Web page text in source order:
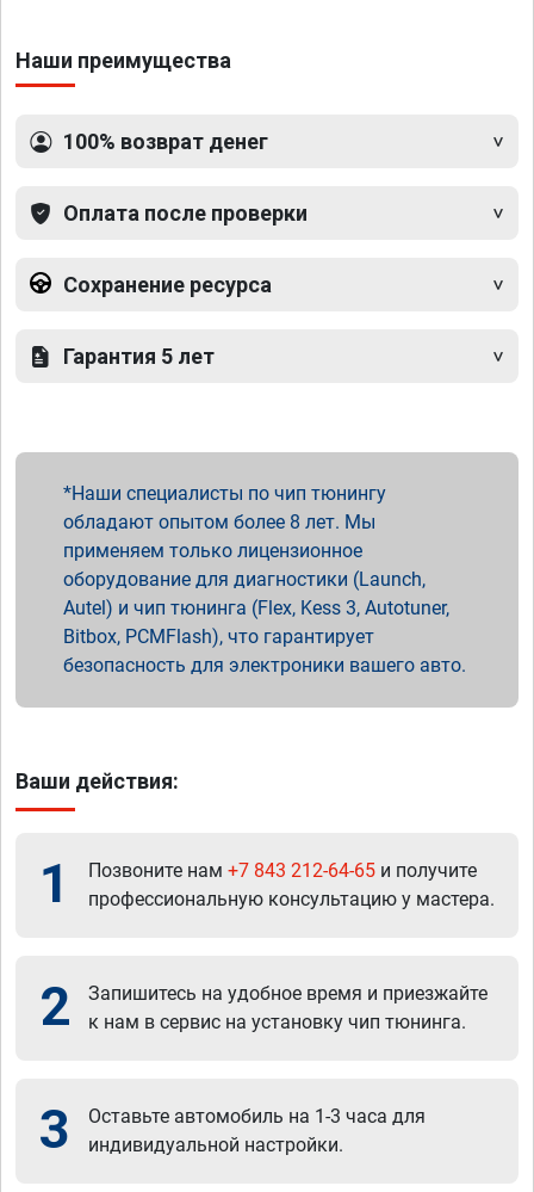
Наши преимущества
100% возврат денег
Оплата после проверки
Сохранение ресурса
Гарантия 5 лет
Наши специалисты по чип тюнингу
обладают опытом более 8 лет. Мы
применяем только лицензионное
оборудование для диагностики (Launch,
Autel) и чип тюнинга (Flex, Kess 3, Autotuner,
Bitbox, PCMFlash), что гарантирует
безопасность для электроники вашего авто.
Ваши действия:
1 Позвоните нам +7 843 212-64-65 и получите
профессиональную консультацию у мастера.
2
Запишитесь на удобное время и приезжайте
к нам в сервис на установку чип тюнинга.
3
Оставьте автомобиль на 1-3 часа для
индивидуальной настройки.